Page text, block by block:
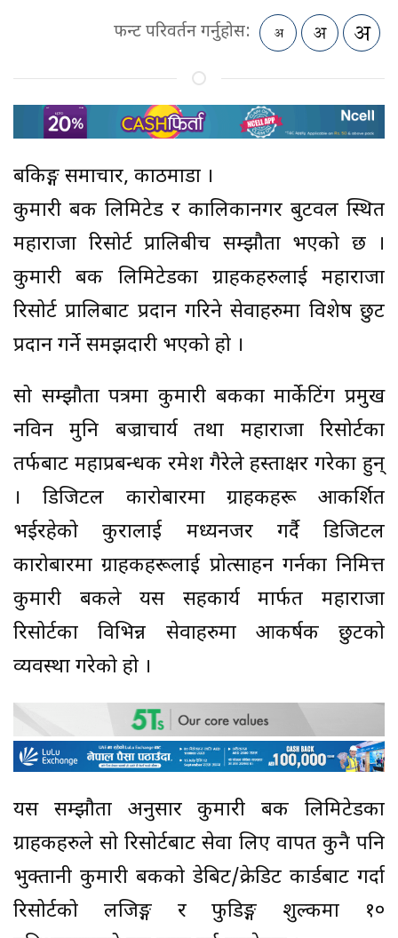
फन्ट परिवर्तन गर्नुहोस:
बैंकिङ्ग समाचार, काठमाडौं ।
कुमारी बैंक लिमिटेड र कालिकानगर बुटवल स्थित
महाराजा रिसोर्ट प्रालिबीच सम्झौता भएको छ ।
कुमारी बैंक लिमिटेडका ग्राहकहरुलाई महाराजा
रिसोर्ट प्रालिबाट प्रदान गरिने सेवाहरुमा विशेष छुट
प्रदान गर्ने समझदारी भएको हो ।
सो सम्झौता पत्रमा कुमारी बैंकका मार्केटिंग प्रमुख
नविन मुनि बज्राचार्य तथा महाराजा रिसोर्टका
तर्फबाट महाप्रबन्धक रमेश गैरेले हस्ताक्षर गरेका हुन्
। डिजिटल कारोबारमा ग्राहकहरू आकर्शित
भईरहेको कुरालाई मध्यनजर गर्दै डिजिटल
कारोबारमा ग्राहकहरूलाई प्रोत्साहन गर्नका निमित्त
कुमारी बैंकले यस सहकार्य मार्फत महाराजा
रिसोर्टका विभिन्न सेवाहरुमा आकर्षक छुटको
व्यवस्था गरेको हो ।
यस सम्झौता अनुसार कुमारी बैंक लिमिटेडका
ग्राहकहरुले सो रिसोर्टबाट सेवा लिए वापत कुनै पनि
भुक्तानी कुमारी बैंकको डेबिट/क्रेडिट कार्डबाट गर्दा
रिसोर्टको लजिङ्ग र फुडिङ्ग शुल्कमा १०